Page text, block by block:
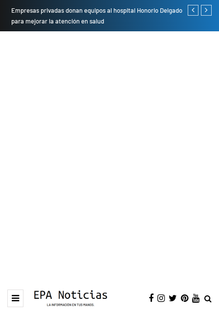
Empresas privadas donan equipos al hospital Honorio Delgado
para mejorar la atención en salud
Cambio de